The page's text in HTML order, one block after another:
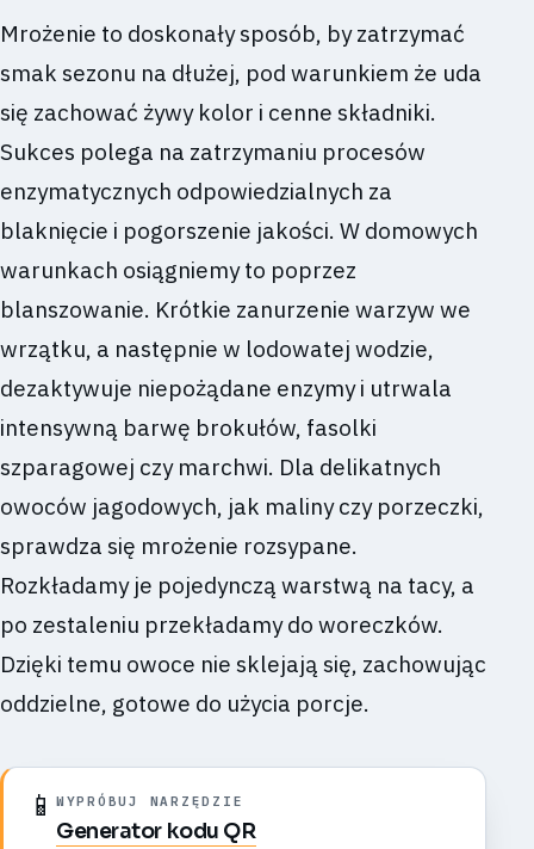
Mrożenie to doskonały sposób, by zatrzymać
smak sezonu na dłużej, pod warunkiem że uda
się zachować żywy kolor i cenne składniki.
Sukces polega na zatrzymaniu procesów
enzymatycznych odpowiedzialnych za
blaknięcie i pogorszenie jakości. W domowych
warunkach osiągniemy to poprzez
blanszowanie. Krótkie zanurzenie warzyw we
wrzątku, a następnie w lodowatej wodzie,
dezaktywuje niepożądane enzymy i utrwala
intensywną barwę brokułów, fasolki
szparagowej czy marchwi. Dla delikatnych
owoców jagodowych, jak maliny czy porzeczki,
sprawdza się mrożenie rozsypane.
Rozkładamy je pojedynczą warstwą na tacy, a
po zestaleniu przekładamy do woreczków.
Dzięki temu owoce nie sklejają się, zachowując
oddzielne, gotowe do użycia porcje.
📱 WYPRÓBUJ NARZĘDZIE
Generator kodu QR